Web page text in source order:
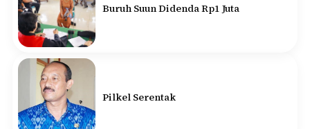
Buruh Suun Didenda Rp1 Juta
Pilkel Serentak